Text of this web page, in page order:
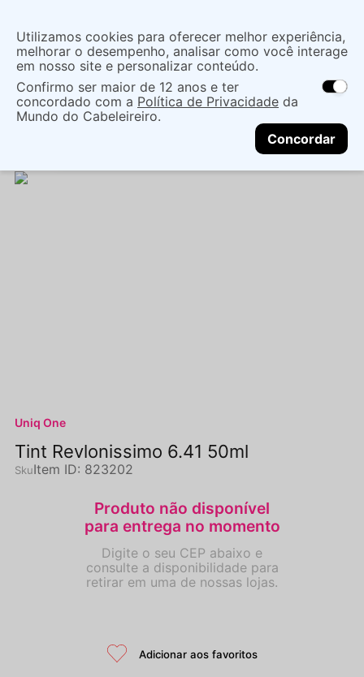
localização
As ofertas e opções de entrega variam de
acordo com a região.Não sei meu CEP
CONTINUAR
O que você procura?
Coloração
Marcas de Salão
TINT REVLONISSIMO 6.41
Uniq One
Tint Revlonissimo 6.41 50ml
Item ID: 823202
Utilizamos cookies para oferecer melhor experiência,
melhorar o desempenho, analisar como você interage
em nosso site e personalizar conteúdo.
Confirmo ser maior de 12 anos e ter
concordado com a Política de Privacidade da
Mundo do Cabeleireiro.
Concordar